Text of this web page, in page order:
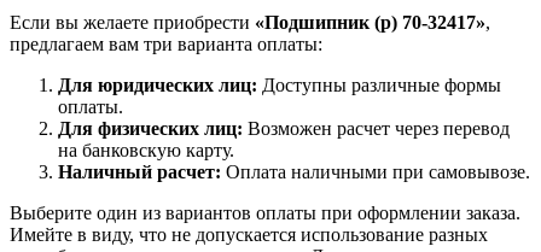
Если вы желаете приобрести «Подшипник (р) 70-32417»,
предлагаем вам три варианта оплаты:
Для юридических лиц: Доступны различные формы
оплаты.
Для физических лиц: Возможен расчет через перевод
на банковскую карту.
Наличный расчет: Оплата наличными при самовывозе.
Выберите один из вариантов оплаты при оформлении заказа.
Имейте в виду, что не допускается использование разных